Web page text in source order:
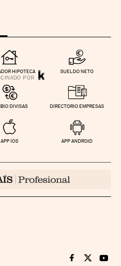
HIPOTECA SUELDO NETO
DIVISAS DIRECTORIO EMPRESAS
APP IOS APP ANDROID
Cinco Días en
Cinco Días
Cinco